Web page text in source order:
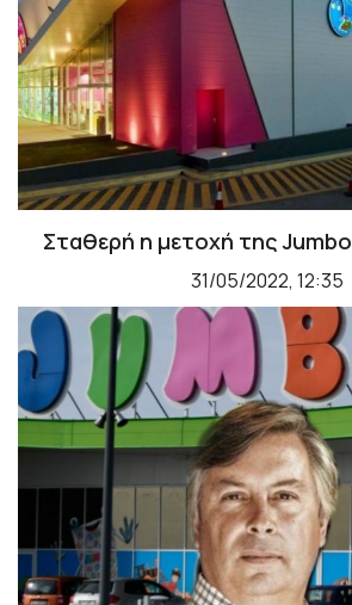
Σταθερή η μετοχή της Jumbo
31/05/2022, 12:35